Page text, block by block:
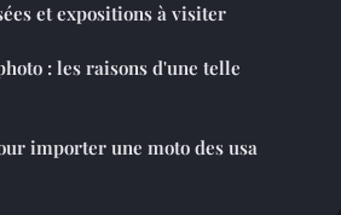
et expositions à visiter
: les raisons d'une telle
importer une moto des usa